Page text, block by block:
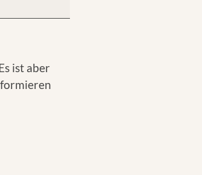
ist aber